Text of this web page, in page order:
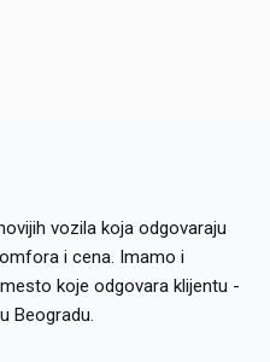
vozila koja odgovaraju
i cena. Imamo i
koje odgovara klijentu -
Beogradu.